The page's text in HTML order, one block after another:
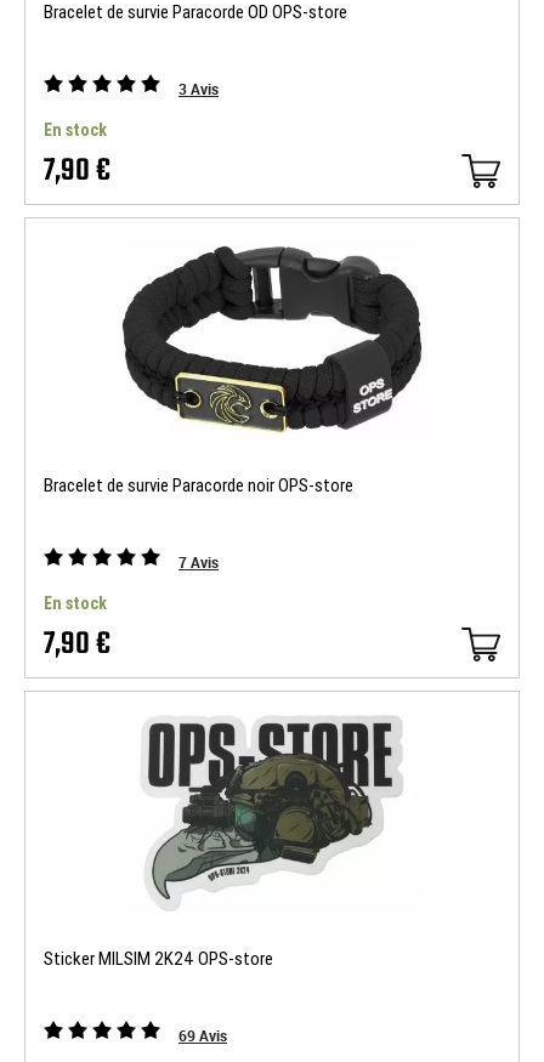
Bracelet de survie Paracorde OD OPS-store
3Avis
En stock
7,90 €
Bracelet de survie Paracorde noir OPS-store
7Avis
En stock
7,90 €
Sticker MILSIM 2K24 OPS-store
69Avis